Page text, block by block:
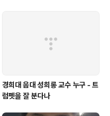
경희대 음대 성희롱 교수 누구 - 트
럼펫을 잘 분다나